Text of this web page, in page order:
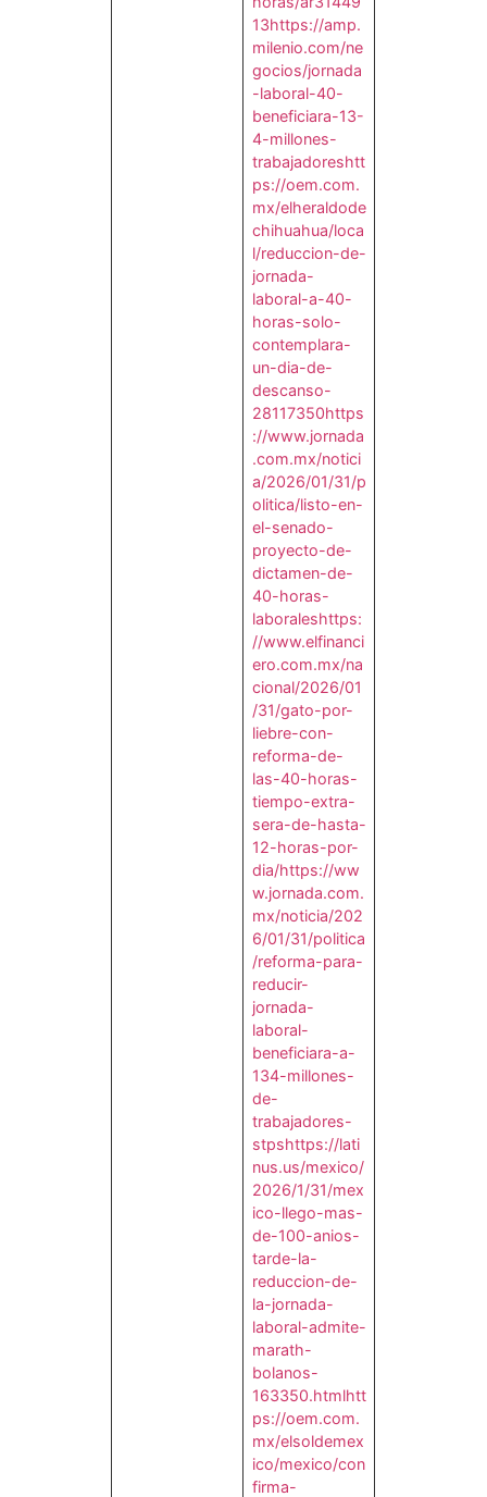
13https://amp.
milenio.com/ne
gocios/jornada
-laboral-40-
beneficiara-13-
4-millones-
trabajadoreshtt
ps://oem.com.
mx/elheraldode
chihuahua/loca
l/reduccion-de-
jornada-
laboral-a-40-
horas-solo-
contemplara-
un-dia-de-
descanso-
28117350https
://www.jornada
.com.mx/notici
a/2026/01/31/p
olitica/listo-en-
el-senado-
proyecto-de-
dictamen-de-
40-horas-
laboraleshttps:
//www.elfinanci
ero.com.mx/na
cional/2026/01
/31/gato-por-
liebre-con-
reforma-de-
las-40-horas-
tiempo-extra-
sera-de-hasta-
12-horas-por-
dia/https://ww
w.jornada.com.
mx/noticia/202
6/01/31/politica
/reforma-para-
reducir-
jornada-
laboral-
beneficiara-a-
134-millones-
de-
trabajadores-
stpshttps://lati
nus.us/mexico/
2026/1/31/mex
ico-llego-mas-
de-100-anios-
tarde-la-
reduccion-de-
la-jornada-
laboral-admite-
marath-
bolanos-
163350.htmlhtt
ps://oem.com.
mx/elsoldemex
ico/mexico/con
firma-